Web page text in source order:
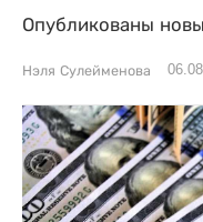
Опубликованы
Нэля Сулейменова